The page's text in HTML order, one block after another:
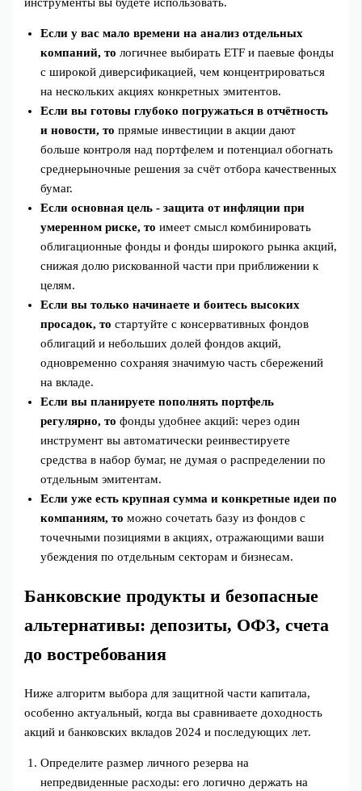
Если у вас мало времени на анализ отдельных
компаний, то логичнее выбирать ETF и паевые фонды
с широкой диверсификацией, чем концентрироваться
на нескольких акциях конкретных эмитентов.
Если вы готовы глубоко погружаться в отчётность
и новости, то прямые инвестиции в акции дают
больше контроля над портфелем и потенциал обогнать
среднерыночные решения за счёт отбора качественных
бумаг.
Если основная цель - защита от инфляции при
умеренном риске, то имеет смысл комбинировать
облигационные фонды и фонды широкого рынка акций,
снижая долю рискованной части при приближении к
целям.
Если вы только начинаете и боитесь высоких
просадок, то стартуйте с консервативных фондов
облигаций и небольших долей фондов акций,
одновременно сохраняя значимую часть сбережений
на вкладе.
Если вы планируете пополнять портфель
регулярно, то фонды удобнее акций: через один
инструмент вы автоматически реинвестируете
средства в набор бумаг, не думая о распределении по
отдельным эмитентам.
Если уже есть крупная сумма и конкретные идеи по
компаниям, то можно сочетать базу из фондов с
точечными позициями в акциях, отражающими ваши
убеждения по отдельным секторам и бизнесам.
Банковские продукты и безопасные
альтернативы: депозиты, ОФЗ, счета
до востребования
Ниже алгоритм выбора для защитной части капитала,
особенно актуальный, когда вы сравниваете доходность
акций и банковских вкладов 2024 и последующих лет.
Определите размер личного резерва на
непредвиденные расходы: его логично держать на